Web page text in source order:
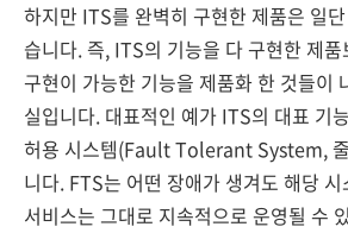
하지만 ITS를 완벽히 구현한 제품은 일
습니다. 즉, ITS의 기능을 다 구현한 제
구현이 가능한 기능을 제품화 한 것들이
실입니다. 대표적인 예가 ITS의 대표 기
허용 시스템(Fault Tolerant System,
니다. FTS는 어떤 장애가 생겨도 해당
서비스는 그대로 지속적으로 운영될 수